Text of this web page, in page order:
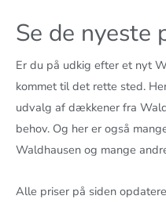
Se de nyeste
Er du på udkig efter et nyt
kommet til det rette sted.
udvalg af dækkener fra
behov. Og her er også
Waldhausen og mange
Alle priser på siden